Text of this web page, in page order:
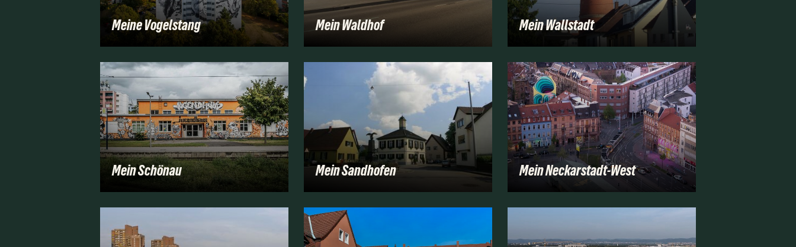
Meine Vogelstang Mein Waldhof Mein Wallstadt
Mein Schönau Mein Sandhofen Mein Neckarstadt-West